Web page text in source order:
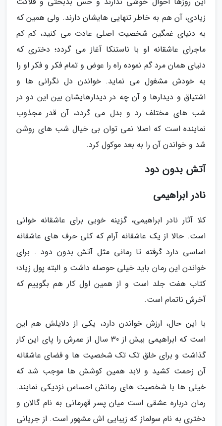
زیادی، آن هم به خاطر تنهایی هایشان دارند. ولی همین که
به دنیای غمگین شخصیت اصلی عادت می کنید، کم کم
ماجرای عاشقانه او با ناستنکا آغاز می گردد؛ دختری که
دنیای همان مرد گم نموده راه را عوض و تمام فکر و فکر او را
به خودش مشغول می نماید. خواندن دل نگرانی ها و
اشتیاق و دیدارها و آن چه در دیدارهایشان بین این دو در
شب های مختلف رد و بدل می گردد، آن قدر مجذوب
نماینده است که اصلا نمی توان بی خیال شب های روشن
شد و خواندن آن را به بعد موکول کرد.
آتش بدون دود
نادر ابراهیمی
کلا آثار نادر ابراهیمی، گزینه خوبی برای عاشقانه خوانی
است. حالا از یک عاشقانه آرام که کلی حرف های عاشقانه
اساسی دارد گرفته تا رمانی مثل آتش بدون دود . برای
خواندن این رمان باید خیلی حوصله داشت و البته پول زیاد؛
کتاب هفت جلد است و از همین اول کار هم بگوییم که
آخرش ناتمام است.
با این حال، ارزش خواندن دارد، یکی از دلایلش هم این
است که ابراهیمی بیش از 30 سال از عمرش را پای این کار
گذاشت و برای خلق تک تک شخصیت ها و فضای عاشقانه
آن زحمت کشید و لابد همین کوشش ها موجب شد که
خیلی ها با شخصیت های رمانش احساس نزدیکی نمایند.
رمان درباره عشقی است میان پسر قهرمانی به نام گالان و
دختری به نام سولماز که زیبایی اش مشهور است. از جریانی